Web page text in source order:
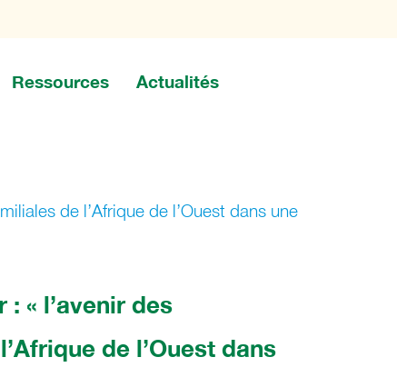
Ressources Actualités
de l’Afrique de l’Ouest dans une
« l’avenir des
de l’Ouest dans